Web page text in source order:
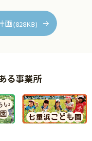
画(828KB)
る事業所